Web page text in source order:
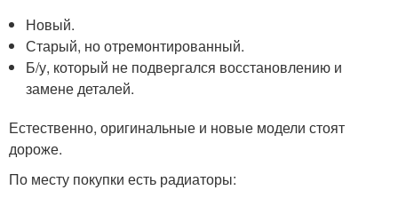
Новый.
Старый, но отремонтированный.
Б/у, который не подвергался восстановлению и
замене деталей.
Естественно, оригинальные и новые модели стоят
дороже.
По месту покупки есть радиаторы: